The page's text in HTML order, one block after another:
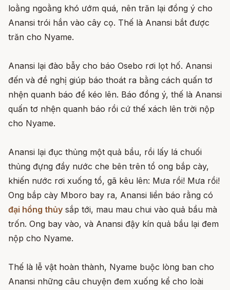
loằng ngoằng khó ướm quá, nên trăn lại đồng ý cho
Anansi trói hắn vào cây cọ. Thế là Anansi bắt được
trăn cho Nyame.
Anansi lại đào bẫy cho báo Osebo rơi lọt hố. Anansi
đến và đề nghị giúp báo thoát ra bằng cách quấn tơ
nhện quanh báo để kéo lên. Báo đồng ý, thế là Anansi
quấn tơ nhện quanh báo rồi cứ thế xách lên trời nộp
cho Nyame.
Anansi lại đục thủng một quả bầu, rồi lấy lá chuối
thủng đựng đầy nước che bên trên tổ ong bắp cày,
khiến nước rơi xuống tổ, gã kêu lên: Mưa rồi! Mưa rồi!
Ong bắp cày Mboro bay ra, Anansi liền báo rằng có
đại hồng thủy sắp tới, mau mau chui vào quả bầu mà
trốn. Ong bay vào, và Anansi đậy kín quả bầu lại đem
nộp cho Nyame.
Thế là lễ vật hoàn thành, Nyame buộc lòng ban cho
Anansi những câu chuyện đem xuống kể cho loài